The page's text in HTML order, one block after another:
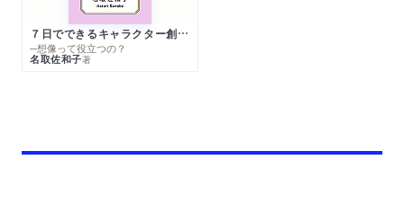
７日でできるキャラクター創作入門
─想像って役立つの？
名取佐和子著